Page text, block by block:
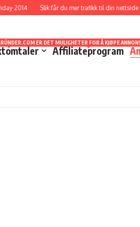
2014 Slik får du mer trafikk til din nettside
HAR HOLDT PÅ. DET ER MULIG Å STARTE
SCAM DA DETTE ER NOE SOM KAN LURE
Affiliateprogram
OG
ER DET MULIGHETER FOR Å KJØPE